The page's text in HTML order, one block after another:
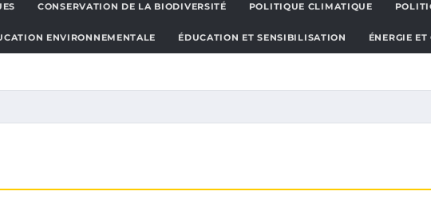
CONSERVATION DE LA BIODIVERSITÉ POLITIQUE CLIMATIQUE
ENVIRONNEMENTALE ÉDUCATION ET SENSIBILISATION ÉNERGIE